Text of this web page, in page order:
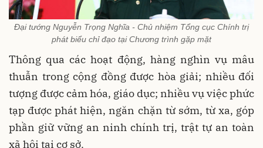
Đại tướng Nguyễn Trọng Nghĩa - Chủ nhiệm Tổng cục Chính trị
phát biểu chỉ đạo tại Chương trình gặp mặt
Thông qua các hoạt động, hàng nghìn vụ mâu
thuẫn trong cộng đồng được hòa giải; nhiều đối
tượng được cảm hóa, giáo dục; nhiều vụ việc phức
tạp được phát hiện, ngăn chặn từ sớm, từ xa, góp
phần giữ vững an ninh chính trị, trật tự an toàn
xã hội tại cơ sở.